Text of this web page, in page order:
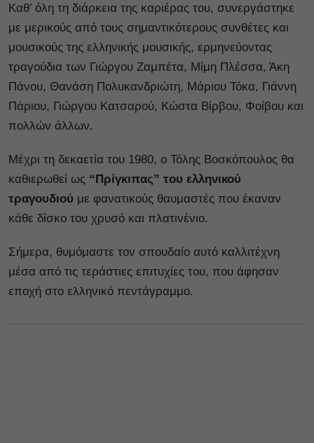
Καθ’ όλη τη διάρκεια της καριέρας του, συνεργάστηκε
με μερικούς από τους σημαντικότερους συνθέτες και
μουσικούς της ελληνικής μουσικής, ερμηνεύοντας
τραγούδια των Γιώργου Ζαμπέτα, Μίμη Πλέσσα, Άκη
Πάνου, Θανάση Πολυκανδριώτη, Μάριου Τόκα, Γιάννη
Πάριου, Γιώργου Κατσαρού, Κώστα Βίρβου, Φοίβου και
πολλών άλλων.
Μέχρι τη δεκαετία του 1980, ο Τόλης Βοσκόπουλος θα
καθιερωθεί ως “Πρίγκιπας” του ελληνικού
τραγουδιού με φανατικούς θαυμαστές που έκαναν
κάθε δίσκο του χρυσό και πλατινένιο.
Σήμερα, θυμόμαστε τον σπουδαίο αυτό καλλιτέχνη
μέσα από τις τεράστιες επιτυχίες του, που άφησαν
εποχή στο ελληνικό πεντάγραμμο.